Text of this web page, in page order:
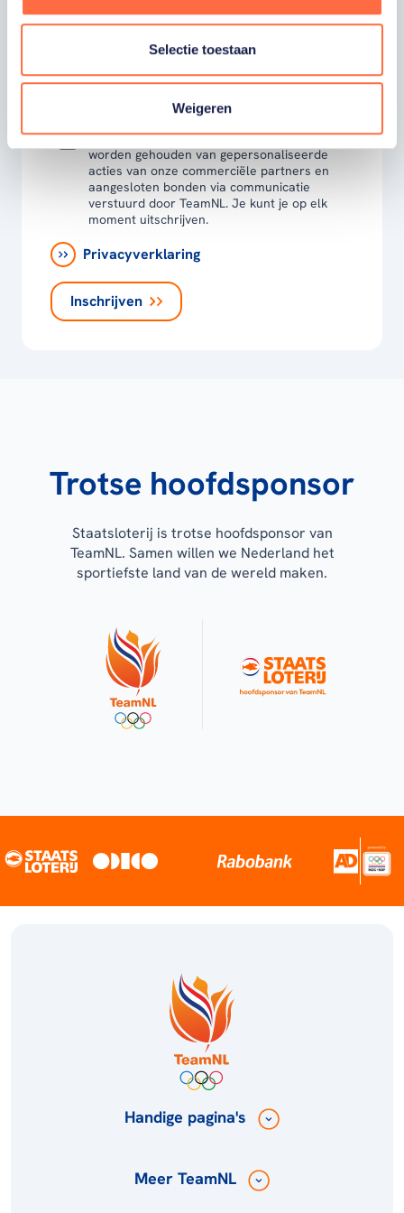
Selectie toestaan
Weigeren
Ja, ik word fan van TeamNL en ontvang
graag gepersonaliseerd nieuws over
TeamNL, het TeamNL Huis, interviews, acties,
kortingen, voorrang op evenementen,
moment uitschrijven. *
Ja, ik wil als fan van TeamNL op de hoogte
worden gehouden van gepersonaliseerde
acties van onze commerciële partners en
aangesloten bonden via communicatie
verstuurd door TeamNL. Je kunt je op elk
moment uitschrijven.
Privacyverklaring
Inschrijven
Trotse hoofdsponsor
Staatsloterij is trotse hoofdsponsor van
TeamNL. Samen willen we Nederland het
sportiefste land van de wereld maken.
Handige pagina's
Meer TeamNL